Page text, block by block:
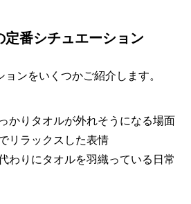
定番シチュエーション
ンをいくつかご紹介します。
かりタオルが外れそうになる場面
リラックスした表情
わりにタオルを羽織っている日常